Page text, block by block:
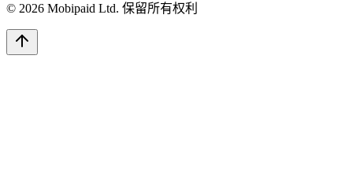
© 2026 Mobipaid Ltd. 保留所有权利